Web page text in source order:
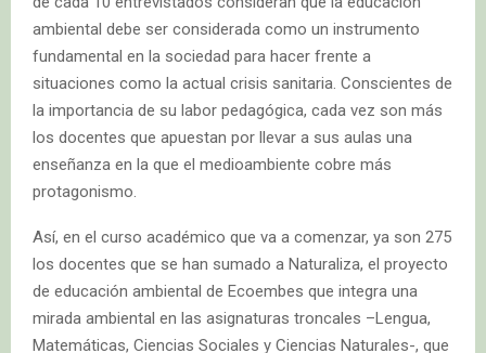
ambiental debe ser considerada como un instrumento
fundamental en la sociedad para hacer frente a
situaciones como la actual crisis sanitaria. Conscientes de
la importancia de su labor pedagógica, cada vez son más
los docentes que apuestan por llevar a sus aulas una
enseñanza en la que el medioambiente cobre más
protagonismo.
Así, en el curso académico que va a comenzar, ya son 275
los docentes que se han sumado a Naturaliza, el proyecto
de educación ambiental de Ecoembes que integra una
mirada ambiental en las asignaturas troncales –Lengua,
Matemáticas, Ciencias Sociales y Ciencias Naturales-, que